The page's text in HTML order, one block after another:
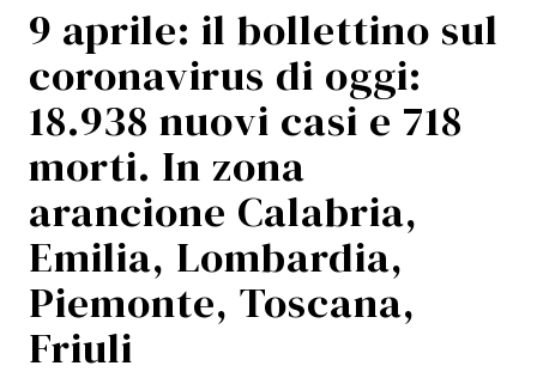
9 aprile: il bollettino sul
coronavirus di oggi:
18.938 nuovi casi e 718
morti. In zona
arancione Calabria,
Emilia, Lombardia,
Piemonte, Toscana,
Friuli